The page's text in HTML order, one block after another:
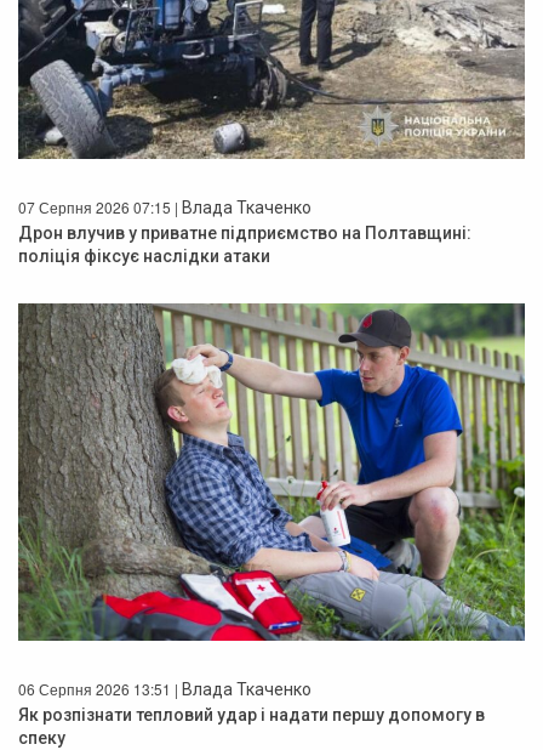
07 Серпня 2026 07:15 | Влада Ткаченко
Дрон влучив у приватне підприємство на Полтавщині:
поліція фіксує наслідки атаки
06 Серпня 2026 13:51 | Влада Ткаченко
Як розпізнати тепловий удар і надати першу допомогу в
спеку